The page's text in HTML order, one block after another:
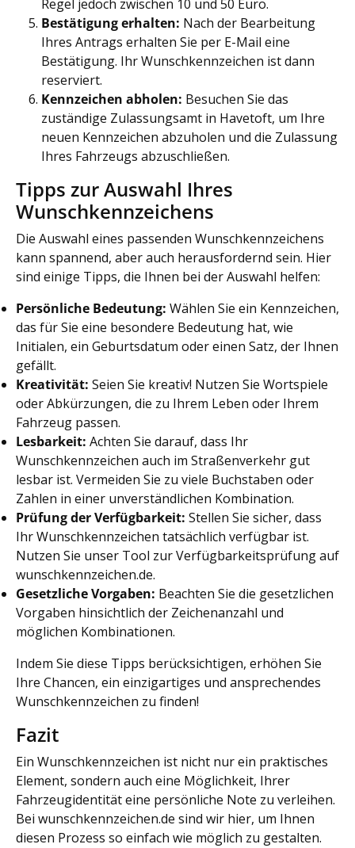
Regel jedoch zwischen 10 und 50 Euro.
Bestätigung erhalten: Nach der Bearbeitung
Ihres Antrags erhalten Sie per E-Mail eine
Bestätigung. Ihr Wunschkennzeichen ist dann
reserviert.
Kennzeichen abholen: Besuchen Sie das
zuständige Zulassungsamt in Havetoft, um Ihre
neuen Kennzeichen abzuholen und die Zulassung
Ihres Fahrzeugs abzuschließen.
Tipps zur Auswahl Ihres
Wunschkennzeichens
Die Auswahl eines passenden Wunschkennzeichens
kann spannend, aber auch herausfordernd sein. Hier
sind einige Tipps, die Ihnen bei der Auswahl helfen:
Persönliche Bedeutung: Wählen Sie ein Kennzeichen,
das für Sie eine besondere Bedeutung hat, wie
Initialen, ein Geburtsdatum oder einen Satz, der Ihnen
gefällt.
Kreativität: Seien Sie kreativ! Nutzen Sie Wortspiele
oder Abkürzungen, die zu Ihrem Leben oder Ihrem
Fahrzeug passen.
Lesbarkeit: Achten Sie darauf, dass Ihr
Wunschkennzeichen auch im Straßenverkehr gut
lesbar ist. Vermeiden Sie zu viele Buchstaben oder
Zahlen in einer unverständlichen Kombination.
Prüfung der Verfügbarkeit: Stellen Sie sicher, dass
Ihr Wunschkennzeichen tatsächlich verfügbar ist.
Nutzen Sie unser Tool zur Verfügbarkeitsprüfung auf
wunschkennzeichen.de.
Gesetzliche Vorgaben: Beachten Sie die gesetzlichen
Vorgaben hinsichtlich der Zeichenanzahl und
möglichen Kombinationen.
Indem Sie diese Tipps berücksichtigen, erhöhen Sie
Ihre Chancen, ein einzigartiges und ansprechendes
Wunschkennzeichen zu finden!
Fazit
Ein Wunschkennzeichen ist nicht nur ein praktisches
Element, sondern auch eine Möglichkeit, Ihrer
Fahrzeugidentität eine persönliche Note zu verleihen.
Bei wunschkennzeichen.de sind wir hier, um Ihnen
diesen Prozess so einfach wie möglich zu gestalten.